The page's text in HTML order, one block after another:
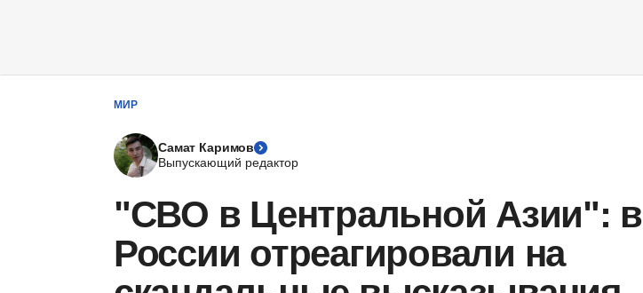
МИР
Самат Каримов
Выпускающий редактор
"СВО в Центральной Азии": в
России отреагировали на